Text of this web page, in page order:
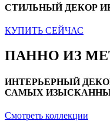
СТИЛЬНЫЙ ДЕКОР
КУПИТЬ СЕЙЧАС
ПАННО ИЗ
ИНТЕРЬЕРНЫЙ
САМЫХ
Смотреть коллекции